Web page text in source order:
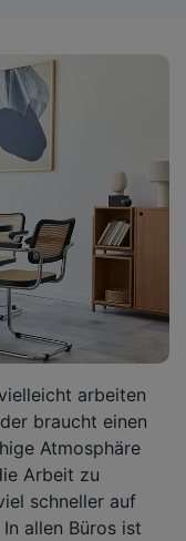
arbeiten
braucht einen
Atmosphäre
Arbeit zu
schneller auf
allen Büros ist